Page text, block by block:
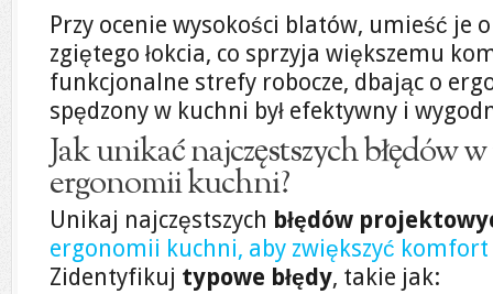
Przy ocenie wysokości blatów, umieść je
zgiętego łokcia, co sprzyja większemu
funkcjonalne strefy robocze, dbając o
spędzony w kuchni był efektywny i
Jak unikać najczęstszych błędów
ergonomii kuchni?
Unikaj najczęstszych błędów
ergonomii kuchni, aby zwiększyć
Zidentyfikuj typowe błędy, takie jak: